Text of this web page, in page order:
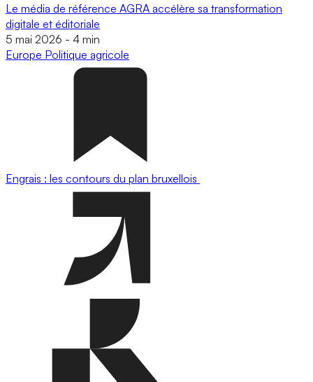
Le média de référence AGRA accélère sa transformation
digitale et éditoriale
5 mai 2026 - 4 min
Europe Politique agricole
Engrais : les contours du plan bruxellois